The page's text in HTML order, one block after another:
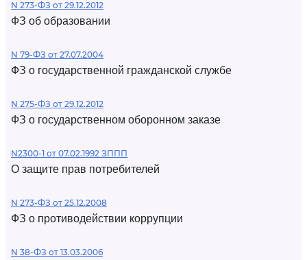
N 273-ФЗ от 29.12.2012
ФЗ об образовании
N 79-ФЗ от 27.07.2004
ФЗ о государственной гражданской службе
N 275-ФЗ от 29.12.2012
ФЗ о государственном оборонном заказе
N2300-1 от 07.02.1992 ЗППП
О защите прав потребителей
N 273-ФЗ от 25.12.2008
ФЗ о противодействии коррупции
N 38-ФЗ от 13.03.2006